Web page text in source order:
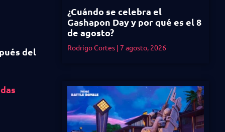
del
¿Cuándo se celebra el
Gashapon Day y por qué es el 8
de agosto?
Rodrigo Cortes 7 agosto, 2026